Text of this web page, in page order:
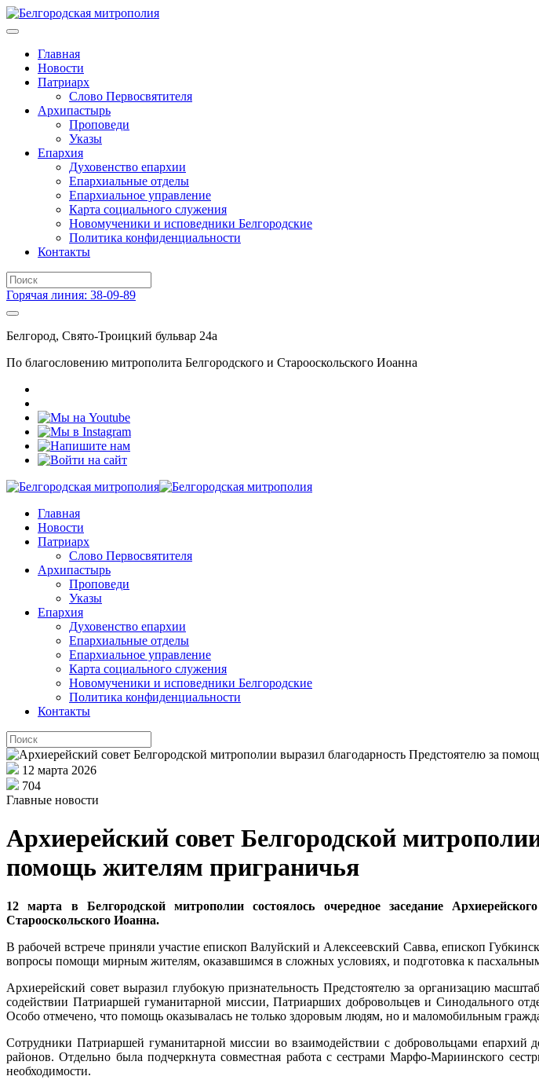
Главная
Новости
Патриарх
Слово Первосвятителя
Архипастырь
Проповеди
Указы
Епархия
Духовенство епархии
Епархиальные отделы
Епархиальное управление
Карта социального служения
Новомученики и исповедники Белгородские
Политика конфиденциальности
Контакты
Горячая линия: 38-09-89
Белгород, Свято-Троицкий бульвар 24а
По благословению митрополита Белгородского и Старооскольского Иоанна
Главная
Новости
Патриарх
Слово Первосвятителя
Архипастырь
Проповеди
Указы
Епархия
Духовенство епархии
Епархиальные отделы
Епархиальное управление
Карта социального служения
Новомученики и исповедники Белгородские
Политика конфиденциальности
Контакты
12 марта 2026
704
Главные новости
Архиерейский совет Белгородской
помощь жителям приграничья
12 марта в Белгородской митрополии состоялось очередное заседание
Старооскольского Иоанна.
В рабочей встрече приняли участие епископ Валуйский и Алексеевский Савва, епископ
вопросы помощи мирным жителям, оказавшимся в сложных условиях, и подготовка к
Архиерейский совет выразил глубокую признательность Предстоятелю за организацию
содействии Патриаршей гуманитарной миссии, Патриарших добровольцев и Синодального
Особо отмечено, что помощь оказывалась не только здоровым людям, но и маломобильным
Сотрудники Патриаршей гуманитарной миссии во взаимодействии с добровольцами епархий
районов. Отдельно была подчеркнута совместная работа с сестрами Марфо-Мариинского
необходимости.